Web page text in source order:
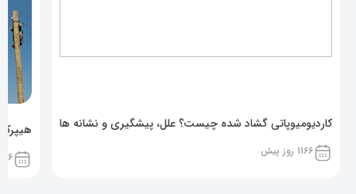
کاردیومیوپاتی گشاد شده چیست؟ علل، پیشگیری و نشانه ها
1166 روز پیش 1166